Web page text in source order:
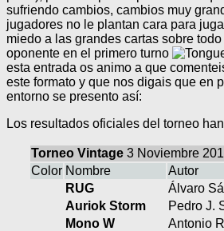
sufriendo cambios, cambios muy
jugadores no le plantan cara para
miedo a las grandes cartas sobre todo
oponente en el primero turno
esta entrada os animo a que
este formato y que nos digais que en
entorno se presento así:
Los resultados oficiales del torneo
Torneo Vintage3 Noviembre
Color Nombre Autor
RUG
Álvaro
Auriok Storm
Pedro J.
Mono W
Antonio